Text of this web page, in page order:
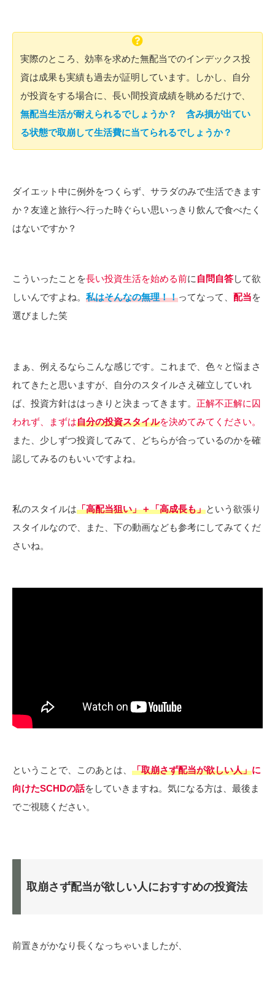
実際のところ、効率を求めた無配当でのインデックス投
資は成果も実績も過去が証明しています。しかし、自分
が投資をする場合に、長い間投資成績を眺めるだけで、
無配当生活が耐えられるでしょうか？
含み損が出てい
る状態で取崩して生活費に当てられるでしょうか？
ダイエット中に例外をつくらず、サラダのみで生活できます
か？友達と旅行へ行った時ぐらい思いっきり飲んで食べたく
はないですか？
こういったことを長い投資生活を始める前に 自問自答して欲
しいんですよね。 私はそんなの無理！！ってなって、 配当を
選びました笑
まぁ、例えるならこんな感じです。これまで、色々と悩まさ
れてきたと思いますが、自分のスタイルさえ確立していれ
ば、投資方針ははっきりと決まってきます。 正解不正解に囚
われず、まずは自分の投資スタイルを決めてみてください。
また、少しずつ投資してみて、どちらが合っているのかを確
認してみるのもいいですよね。
私のスタイルは「高配当狙い」＋「高成長も」という欲張り
スタイルなので、また、下の動画なども参考にしてみてくだ
さいね。
ということで、このあとは、 「取崩さず配当が欲しい人」に
向けたSCHDの話をしていきますね。気になる方は、最後ま
でご視聴ください。
取崩さず配当が欲しい人におすすめの投資法
前置きがかなり長くなっちゃいましたが、